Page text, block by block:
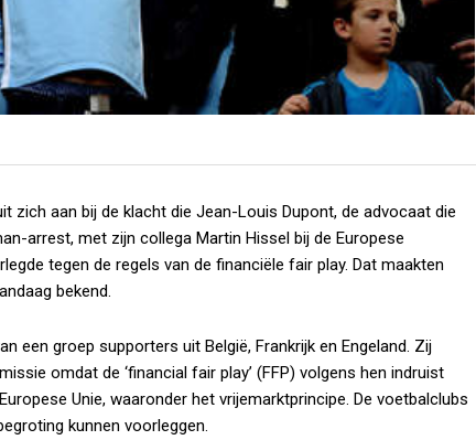
zich aan bij de klacht die Jean-Louis Dupont, de advocaat die
arrest, met zijn collega Martin Hissel bij de Europese
tegen de regels van de financiële fair play. Dat maakten
bekend.
een groep supporters uit België, Frankrijk en Engeland. Zij
omdat de ‘financial fair play’ (FFP) volgens hen indruist
Unie, waaronder het vrijemarktprincipe. De voetbalclubs
kunnen voorleggen.